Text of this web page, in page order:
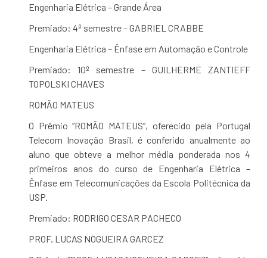
Engenharia Elétrica – Grande Área
Premiado: 4º semestre – GABRIEL CRABBE
Engenharia Elétrica – Ênfase em Automação e Controle
Premiado: 10º semestre – GUILHERME ZANTIEFF
TOPOLSKI CHAVES
ROMÃO MATEUS
O Prêmio “ROMÃO MATEUS”, oferecido pela Portugal
Telecom Inovação Brasil, é conferido anualmente ao
aluno que obteve a melhor média ponderada nos 4
primeiros anos do curso de Engenharia Elétrica –
Ênfase em Telecomunicações da Escola Politécnica da
USP.
Premiado: RODRIGO CESAR PACHECO
PROF. LUCAS NOGUEIRA GARCEZ